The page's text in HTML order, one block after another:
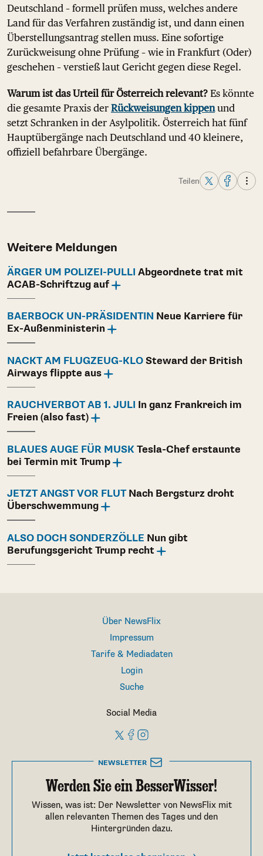
Deutschland – formell prüfen muss, welches andere
Land für das Verfahren zuständig ist, und dann einen
Überstellungsantrag stellen muss. Eine sofortige
Zurückweisung ohne Prüfung – wie in Frankfurt (Oder)
geschehen – verstieß laut Gericht gegen diese Regel.
Warum ist das Urteil für Österreich relevant? Es könnte
die gesamte Praxis der Rückweisungen kippenund
setzt Schranken in der Asylpolitik. Österreich hat fünf
Hauptübergänge nach Deutschland und 40 kleinere,
offiziell befahrbare Übergänge.
Teilen
Weitere Meldungen
ÄRGER UM POLIZEI-PULLI Abgeordnete trat mit
ACAB-Schriftzug auf
BAERBOCK UN-PRÄSIDENTIN Neue Karriere für
Ex-Außenministerin
NACKT AM FLUGZEUG-KLO Steward der British
Airways flippte aus
RAUCHVERBOT AB 1. JULI In ganz Frankreich im
Freien (also fast)
BLAUES AUGE FÜR MUSK Tesla-Chef erstaunte
bei Termin mit Trump
JETZT ANGST VOR FLUTNach Bergsturz droht
Überschwemmung
ALSO DOCH SONDERZÖLLE Nun gibt
Berufungsgericht Trump recht
Über NewsFlix
Impressum
Tarife & Mediadaten
Login
Suche
Social Media
NEWSLETTER
Werden Sie ein BesserWisser!
Wissen, was ist: Der Newsletter von NewsFlix mit
allen relevanten Themen des Tages und den
Hintergründen dazu.